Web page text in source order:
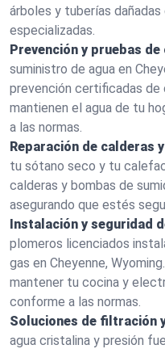
árboles y tuberías
especializadas.
Prevención y pruebas
suministro de agua en
prevención certificadas de
mantienen el agua de tu
a las normas.
Reparación de calderas
tu sótano seco y tu
calderas y bombas de
asegurando que estés
Instalación y seguridad
plomeros licenciados
gas en Cheyenne,
mantener tu cocina y
conforme a las normas.
Soluciones de filtración
agua cristalina y presión